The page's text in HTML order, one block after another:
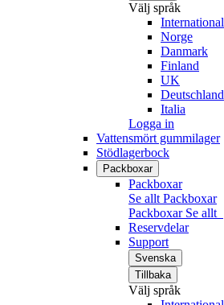
Välj språk
International
Norge
Danmark
Finland
UK
Deutschland
Italia
Logga in
Vattensmört gummilager
Stödlagerbock
Packboxar
Packboxar
Se allt Packboxar
Packboxar Se allt
Reservdelar
Support
Svenska
Tillbaka
Välj språk